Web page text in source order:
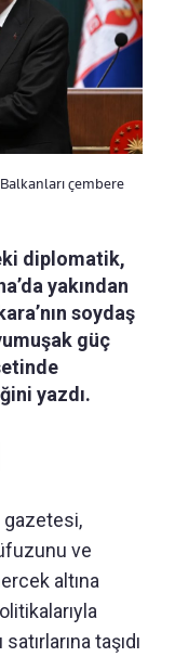
çembere
diplomatik,
yakından
soydaş
güç
yazdı.
ve
altına
taşıdı